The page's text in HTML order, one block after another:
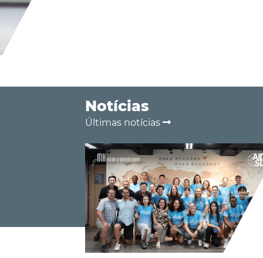
Notícias
Últimas notícias